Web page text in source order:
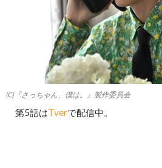
(C)『さっちゃん、僕は。』製作委員会
第5話はTverで配信中。